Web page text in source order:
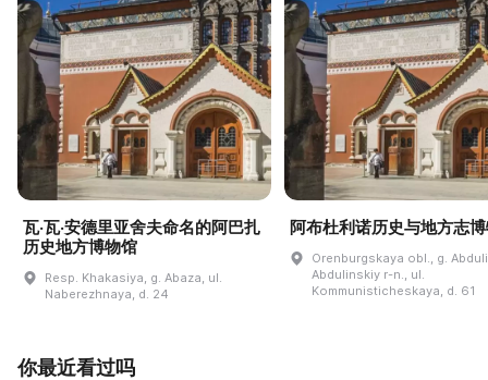
瓦·瓦·安德里亚舍夫命名的阿巴扎
历史地方博物馆
Resp. Khakasiya, g. Abaza, ul.
Naberezhnaya, d. 24
阿布杜利诺历史与地方志
Orenburgskaya obl., g.
Abdulinskiy r-n., ul.
Kommunisticheskaya, d. 61
你最近看过吗